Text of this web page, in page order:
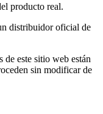
producto real.
distribuidor oficial de
de este sitio web están
sin modificar de